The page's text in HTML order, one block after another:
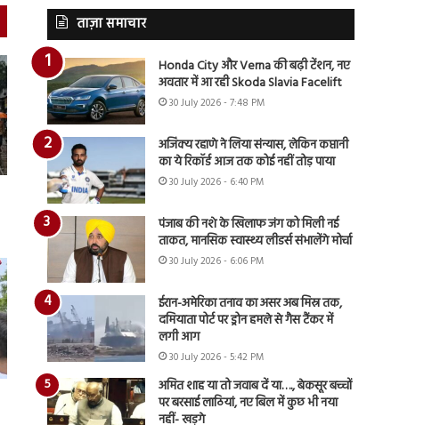
ताज़ा समाचार
Honda City और Verna की बढ़ी टेंशन, नए
अवतार में आ रही Skoda Slavia Facelift
30 July 2026 - 7:48 PM
अजिंक्य रहाणे ने लिया संन्यास, लेकिन कप्तानी
का ये रिकॉर्ड आज तक कोई नहीं तोड़ पाया
30 July 2026 - 6:40 PM
पंजाब की नशे के खिलाफ जंग को मिली नई
ताकत, मानसिक स्वास्थ्य लीडर्स संभालेंगे मोर्चा
30 July 2026 - 6:06 PM
ईरान-अमेरिका तनाव का असर अब मिस्र तक,
दमियाता पोर्ट पर ड्रोन हमले से गैस टैंकर में
लगी आग
30 July 2026 - 5:42 PM
अमित शाह या तो जवाब दें या…., बेकसूर बच्चों
पर बरसाई लाठियां, नए बिल में कुछ भी नया
नहीं- खड़गे